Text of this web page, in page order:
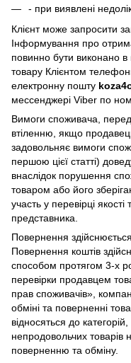
- при виявлені
Клієнт може запросити
Інформування про
повинно бути виконано
товару Клієнтом
електронну пошту
мессенджері Viber по
Вимоги споживача,
втіленню, якщо
задовольняє вимоги
першою цієї статті)
внаслідок порушення
товаром або його
участь у перевірці
представника.
Повернення
Повернення коштів
способом протягом 3-х
перевірки продавцем
прав споживачів»,
обміні та поверненні
відносяться до
непродовольчих товарів
поверненню та обміну.